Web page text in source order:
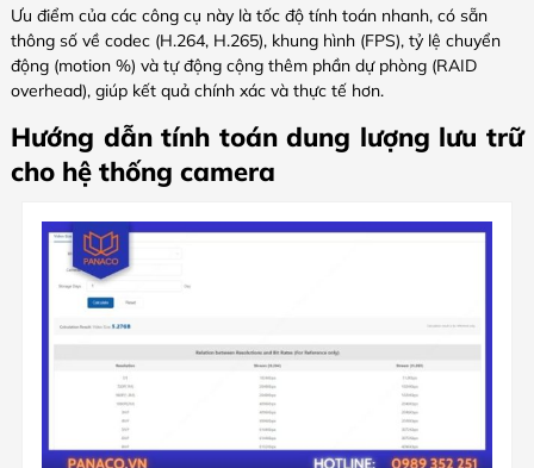
Ưu điểm của các công cụ này là tốc độ tính toán nhanh, có sẵn
thông số về codec (H.264, H.265), khung hình (FPS), tỷ lệ chuyển
động (motion %) và tự động cộng thêm phần dự phòng (RAID
overhead), giúp kết quả chính xác và thực tế hơn.
Hướng dẫn tính toán dung lượng lưu trữ
cho hệ thống camera